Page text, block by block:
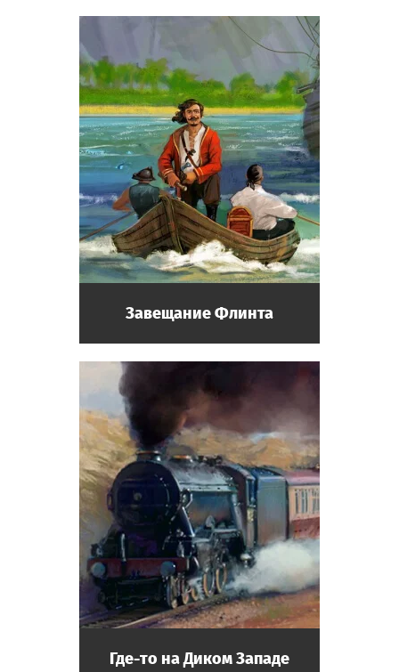
Завещание Флинта
Где-то на Диком Западе